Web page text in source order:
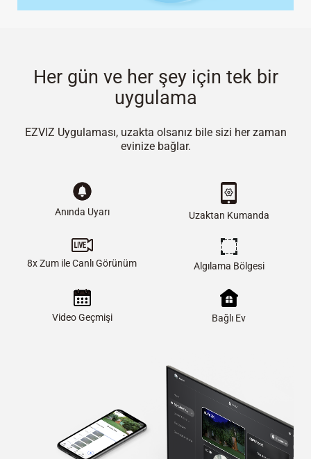
Her gün ve her şey için tek bir
uygulama
EZVIZ Uygulaması, uzakta olsanız bile sizi her zaman
evinize bağlar.
Anında Uyarı Uzaktan Kumanda
8x Zum ile Canlı Görünüm Algılama Bölgesi
Video Geçmişi Bağlı Ev